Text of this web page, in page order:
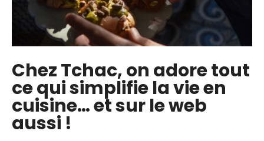
Chez Tchac, on adore tout
ce qui simplifie la vie en
cuisine… et sur le web
aussi !
numéros par an, et accéderez à leur format
numérique, disponible sur n’importe quel appareil
! Vous gagnez également 3 mois d’accès offert
pas auprès de grands chefs.
Je suis abonné à Régal, quand vais-je